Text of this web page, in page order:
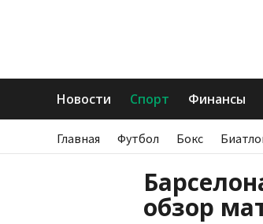
Новости Спорт Финансы
Главная Футбол Бокс
обзор